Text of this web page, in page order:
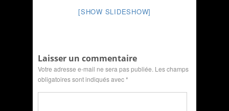
[SHOW SLIDESHOW]
Laisser un commentaire
Votre adresse e-mail ne sera pas publiée. Les champs
obligatoires sont indiqués avec*